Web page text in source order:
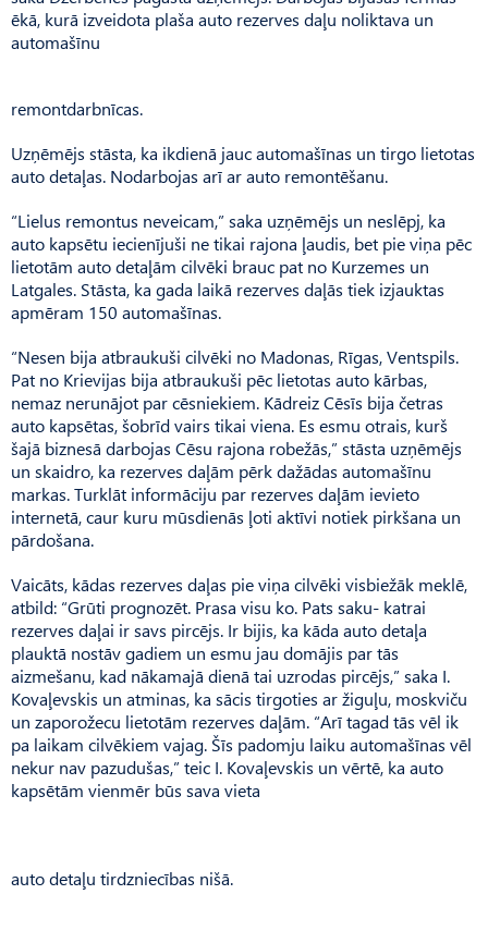
ēkā, kurā izveidota plaša auto rezerves daļu noliktava un
automašīnu
remontdarbnīcas.
Uzņēmējs stāsta, ka ikdienā jauc automašīnas un tirgo lietotas
auto detaļas. Nodarbojas arī ar auto remontēšanu.
“Lielus remontus neveicam,” saka uzņēmējs un neslēpj, ka
auto kapsētu iecienījuši ne tikai rajona ļaudis, bet pie viņa pēc
lietotām auto detaļām cilvēki brauc pat no Kurzemes un
Latgales. Stāsta, ka gada laikā rezerves daļās tiek izjauktas
apmēram 150 automašīnas.
“Nesen bija atbraukuši cilvēki no Madonas, Rīgas, Ventspils.
Pat no Krievijas bija atbraukuši pēc lietotas auto kārbas,
nemaz nerunājot par cēsniekiem. Kādreiz Cēsīs bija četras
auto kapsētas, šobrīd vairs tikai viena. Es esmu otrais, kurš
šajā biznesā darbojas Cēsu rajona robežās,” stāsta uzņēmējs
un skaidro, ka rezerves daļām pērk dažādas automašīnu
markas. Turklāt informāciju par rezerves daļām ievieto
internetā, caur kuru mūsdienās ļoti aktīvi notiek pirkšana un
pārdošana.
Vaicāts, kādas rezerves daļas pie viņa cilvēki visbiežāk meklē,
atbild: “Grūti prognozēt. Prasa visu ko. Pats saku- katrai
rezerves daļai ir savs pircējs. Ir bijis, ka kāda auto detaļa
plauktā nostāv gadiem un esmu jau domājis par tās
aizmešanu, kad nākamajā dienā tai uzrodas pircējs,” saka I.
Kovaļevskis un atminas, ka sācis tirgoties ar žiguļu, moskviču
un zaporožecu lietotām rezerves daļām. “Arī tagad tās vēl ik
pa laikam cilvēkiem vajag. Šīs padomju laiku automašīnas vēl
nekur nav pazudušas,” teic I. Kovaļevskis un vērtē, ka auto
kapsētām vienmēr būs sava vieta
auto detaļu tirdzniecības nišā.